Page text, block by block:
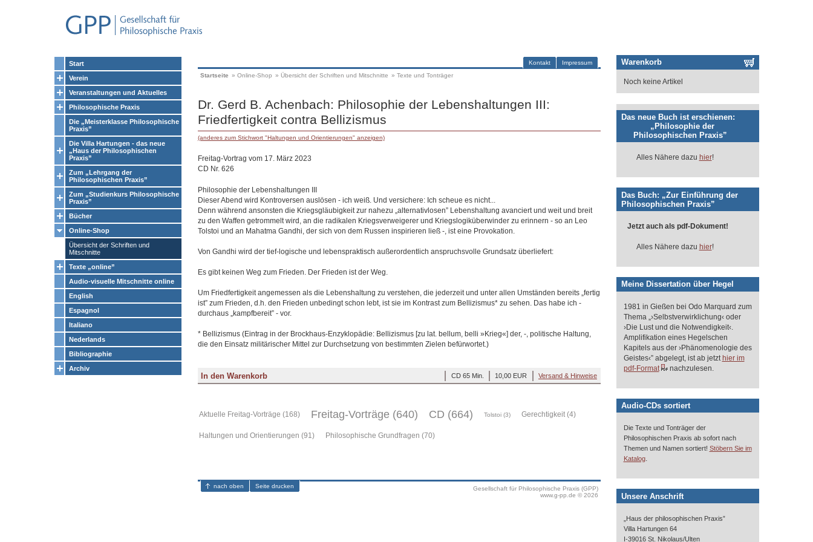
Start
Verein
Veranstaltungen und Aktuelles
Philosophische Praxis
Die „Meisterklasse Philosophische
Praxis”
Die Villa Hartungen - das neue
„Haus der Philosophischen
Praxis”
Zum „Lehrgang der
Philosophischen Praxis”
Zum „Studienkurs Philosophische
Praxis”
Bücher
Online-Shop
Übersicht der Schriften und
Mitschnitte
Texte „online”
Audio-visuelle Mitschnitte online
English
Espagnol
Italiano
Nederlands
Bibliographie
Archiv
Impressum
Kontakt
Startseite » Online-Shop » Übersicht der Schriften und Mitschnitte » Texte und Tonträger
Dr. Gerd B. Achenbach: Philosophie der Lebenshaltungen III:
Friedfertigkeit contra Bellizismus
(anderes zum Stichwort "Haltungen und Orientierungen" anzeigen)
Freitag-Vortrag vom 17. März 2023
CD Nr. 626
Philosophie der Lebenshaltungen III
Dieser Abend wird Kontroversen auslösen - ich weiß. Und versichere: Ich scheue es nicht...
Denn während ansonsten die Kriegsgläubigkeit zur nahezu „alternativlosen” Lebenshaltung avanciert und weit und breit
zu den Waffen getrommelt wird, an die radikalen Kriegsverweigerer und Kriegslogiküberwinder zu erinnern - so an Leo
Tolstoi und an Mahatma Gandhi, der sich von dem Russen inspirieren ließ -, ist eine Provokation.
Von Gandhi wird der tief-logische und lebenspraktisch außerordentlich anspruchsvolle Grundsatz überliefert:
Es gibt keinen Weg zum Frieden. Der Frieden ist der Weg.
Um Friedfertigkeit angemessen als die Lebenshaltung zu verstehen, die jederzeit und unter allen Umständen bereits „fertig
ist” zum Frieden, d.h. den Frieden unbedingt schon lebt, ist sie im Kontrast zum Bellizismus* zu sehen. Das habe ich -
durchaus „kampfbereit” - vor.
* Bellizismus (Eintrag in der Brockhaus-Enzyklopädie: Bellizismus [zu lat. bellum, belli »Krieg«] der, -, politische Haltung,
die den Einsatz militärischer Mittel zur Durchsetzung von bestimmten Zielen befürwortet.)
Versand & Hinweise
10,00 EUR
CD 65 Min.
Aktuelle Freitag-Vorträge (168) Freitag-Vorträge (640) CD (664) Tolstoi (3) Gerechtigkeit (4)
Haltungen und Orientierungen (91) Philosophische Grundfragen (70)
Gesellschaft für Philosophische Praxis (GPP)
www.g-pp.de © 2026
nach oben Seite drucken
Warenkorb
Noch keine Artikel
Das neue Buch ist erschienen:
„Philosophie der
Philosophischen Praxis”
Alles Nähere dazu hier!
Das Buch: „Zur Einführung der
Philosophischen Praxis”
Jetzt auch als pdf-Dokument!
Alles Nähere dazu hier!
Meine Dissertation über Hegel
1981 in Gießen bei Odo Marquard zum
Thema „›Selbstverwirklichung‹ oder
›Die Lust und die Notwendigkeit‹.
Amplifikation eines Hegelschen
Kapitels aus der ›Phänomenologie des
Geistes‹” abgelegt, ist ab jetzt hier im
pdf-Format
nachzulesen.
Audio-CDs sortiert
Die Texte und Tonträger der
Philosophischen Praxis ab sofort nach
Themen und Namen sortiert! Stöbern Sie im
Katalog.
Unsere Anschrift
„Haus der philosophischen Praxis”
Villa Hartungen 64
I-39016 St. Nikolaus/Ulten